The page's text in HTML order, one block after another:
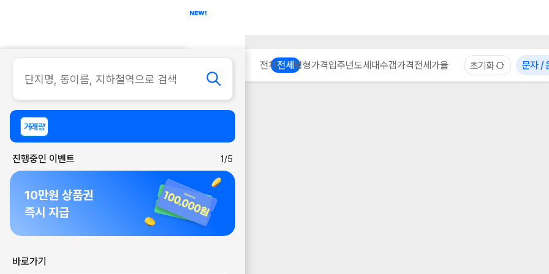
사무실
거래량
진행중인 이벤트 1/5
10만원 상품권
즉시 지급
바로가기
전체전세 평형가격입주년도세대수갭가격전세가율 초기화 문자 /